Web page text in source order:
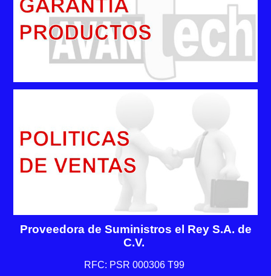
Proveedora de Suministros el Rey S.A. de
C.V.
RFC: PSR 000306 T99